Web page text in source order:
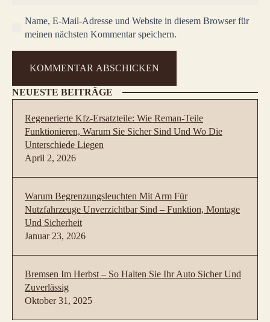
Name, E-Mail-Adresse und Website in diesem Browser für
meinen nächsten Kommentar speichern.
NEUESTE BEITRÄGE
Regenerierte Kfz-Ersatzteile: Wie Reman-Teile
Funktionieren, Warum Sie Sicher Sind Und Wo Die
Unterschiede Liegen
April 2, 2026
Warum Begrenzungsleuchten Mit Arm Für
Nutzfahrzeuge Unverzichtbar Sind – Funktion, Montage
Und Sicherheit
Januar 23, 2026
Bremsen Im Herbst – So Halten Sie Ihr Auto Sicher Und
Zuverlässig
Oktober 31, 2025